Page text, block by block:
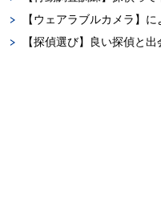
【ウェアラブルカメラ】
【探偵選び】良い探偵と